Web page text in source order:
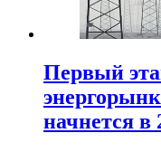
Первый
начнется в